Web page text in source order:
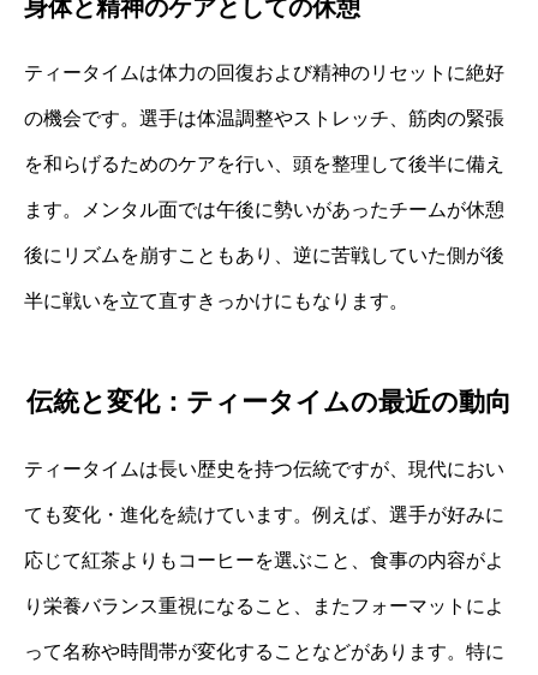
身体と精神のケアとしての休憩
ティータイムは体力の回復および精神のリセットに絶好
の機会です。選手は体温調整やストレッチ、筋肉の緊張
を和らげるためのケアを行い、頭を整理して後半に備え
ます。メンタル面では午後に勢いがあったチームが休憩
後にリズムを崩すこともあり、逆に苦戦していた側が後
半に戦いを立て直すきっかけにもなります。
伝統と変化：ティータイムの最近の動向
ティータイムは長い歴史を持つ伝統ですが、現代におい
ても変化・進化を続けています。例えば、選手が好みに
応じて紅茶よりもコーヒーを選ぶこと、食事の内容がよ
り栄養バランス重視になること、またフォーマットによ
って名称や時間帯が変化することなどがあります。特に